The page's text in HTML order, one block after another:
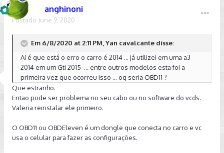
anghinoni
Postado June 9, 2020
Em 6/8/2020 at 2:11 PM, Yan cavalcante disse:
Aí é que está o erro o carro é 2014 ... já utilizei em uma a3
2014 em um Gti 2015 ... entre outros modelos esta foi a
primeira vez que ocorreu isso ... oq seria OBD11 ?
Que estranho.
Entao pode ser problema no seu cabo ou no software do vcds.
Valeria reinstalar ele primeiro.
O OBD11 ou OBDEleven é um dongle que conecta no carro e vc
usa o celular para fazer as configurações.